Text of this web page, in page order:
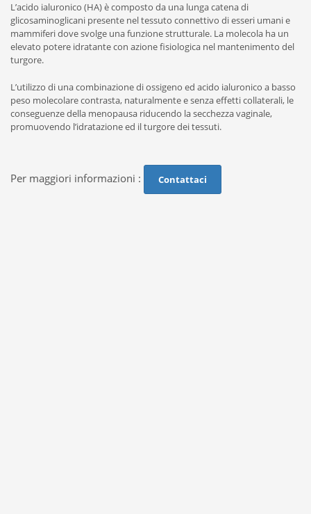
L’acido ialuronico (HA) è composto da una lunga catena di
glicosaminoglicani presente nel tessuto connettivo di esseri umani e
mammiferi dove svolge una funzione strutturale. La molecola ha un
elevato potere idratante con azione fisiologica nel mantenimento del
turgore.
L’utilizzo di una combinazione di ossigeno ed acido ialuronico a basso
peso molecolare contrasta, naturalmente e senza effetti collaterali, le
conseguenze della menopausa riducendo la secchezza vaginale,
promuovendo l’idratazione ed il turgore dei tessuti.
Per maggiori informazioni : Contattaci